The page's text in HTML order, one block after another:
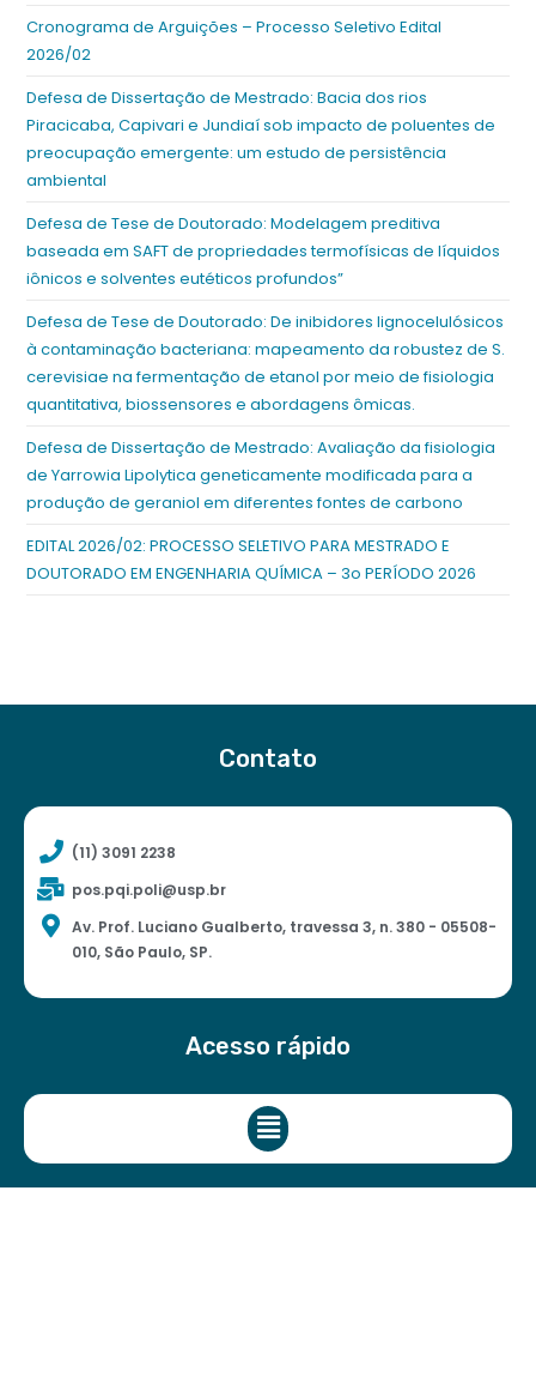
Cronograma de Arguições – Processo Seletivo Edital
2026/02
Defesa de Dissertação de Mestrado: Bacia dos rios
Piracicaba, Capivari e Jundiaí sob impacto de poluentes de
preocupação emergente: um estudo de persistência
ambiental
Defesa de Tese de Doutorado: Modelagem preditiva
baseada em SAFT de propriedades termofísicas de líquidos
iônicos e solventes eutéticos profundos”
Defesa de Tese de Doutorado: De inibidores lignocelulósicos
à contaminação bacteriana: mapeamento da robustez de S.
cerevisiae na fermentação de etanol por meio de fisiologia
quantitativa, biossensores e abordagens ômicas.
Defesa de Dissertação de Mestrado: Avaliação da fisiologia
de Yarrowia Lipolytica geneticamente modificada para a
produção de geraniol em diferentes fontes de carbono
EDITAL 2026/02: PROCESSO SELETIVO PARA MESTRADO E
DOUTORADO EM ENGENHARIA QUÍMICA – 3o PERÍODO 2026
Contato
(11) 3091 2238
pos.pqi.poli@usp.br
Av. Prof. Luciano Gualberto, travessa 3, n. 380 - 05508-
010, São Paulo, SP.
Acesso rápido